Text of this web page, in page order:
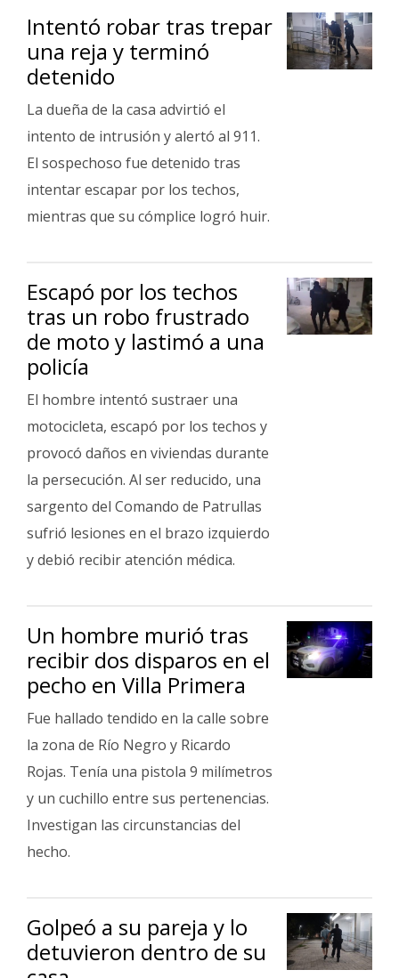
Intentó robar tras trepar
una reja y terminó
detenido
La dueña de la casa advirtió el
intento de intrusión y alertó al 911.
El sospechoso fue detenido tras
intentar escapar por los techos,
mientras que su cómplice logró huir.
Escapó por los techos
tras un robo frustrado
de moto y lastimó a una
policía
El hombre intentó sustraer una
motocicleta, escapó por los techos y
provocó daños en viviendas durante
la persecución. Al ser reducido, una
sargento del Comando de Patrullas
sufrió lesiones en el brazo izquierdo
y debió recibir atención médica.
Un hombre murió tras
recibir dos disparos en el
pecho en Villa Primera
Fue hallado tendido en la calle sobre
la zona de Río Negro y Ricardo
Rojas. Tenía una pistola 9 milímetros
y un cuchillo entre sus pertenencias.
Investigan las circunstancias del
hecho.
Golpeó a su pareja y lo
detuvieron dentro de su